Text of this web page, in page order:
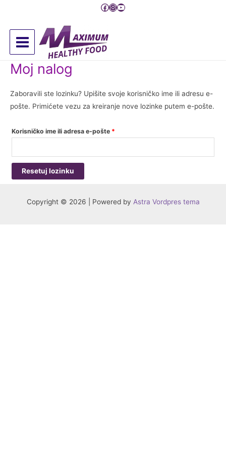
sadržaj
Facebook
Instagram
YouTube
Main
Menu
Moj nalog
Zaboravili ste lozinku? Upišite svoje korisničko ime ili adresu e-
pošte. Primićete vezu za kreiranje nove lozinke putem e-pošte.
Korisničko ime ili adresa e-pošte *
Resetuj lozinku
Copyright © 2026 | Powered by Astra Vordpres tema